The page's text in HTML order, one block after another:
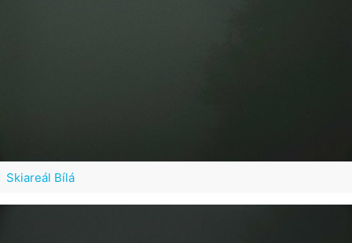
Skiareál Bílá